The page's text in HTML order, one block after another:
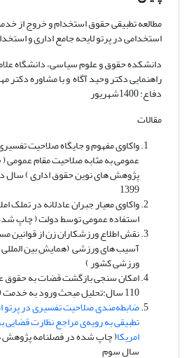
مطالعه تطبیقی حقوق استخدام و خروج از
استخدامی در پرتو لایحه جامع اداری و
دانشکده حقوق و علوم سیاسی، دانشگاه
راهنمایی دکتر وحید آگاه و با مشاوره
دفاع: 1400شهریور
مقالات
واکاوی مفهوم و جایگاه صلاحیت
عمومی به مثابه صلاحیت مقام
پژوهش های نوین حقوق اداری ) سال
1399
واکاوی معیار جبران عادلانه در
استفاده عمومی توسط دولت ( چاپ
نقش اطلاع ورزشکاران زن از
آسیب های ورزشی (همایش بین
ورزشی کشور )
امکان سنجی بازگشت قضات به حقوق
110 سال:تحلیل مبحث ورود به خدمت (1400-1290)
ضابطه‌مندی صلاحیت تفسیری در پرتو
تطبیقی به رویه‌ی مراجع نظارت قضایی
امریکا( چاپ شده در فصلنامه پژوهش
سال سوم